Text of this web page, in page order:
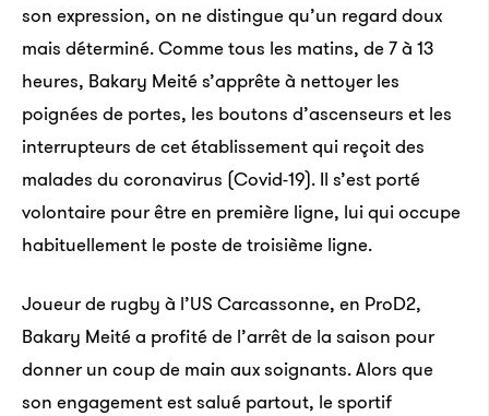
son expression, on ne distingue qu’un regard doux
mais déterminé. Comme tous les matins, de 7 à 13
heures, Bakary Meité s’apprête à nettoyer les
poignées de portes, les boutons d’ascenseurs et les
interrupteurs de cet établissement qui reçoit des
malades du coronavirus (Covid-19). Il s’est porté
volontaire pour être en première ligne, lui qui occupe
habituellement le poste de troisième ligne.
Joueur de rugby à l’US Carcassonne, en ProD2,
Bakary Meité a profité de l’arrêt de la saison pour
donner un coup de main aux soignants. Alors que
son engagement est salué partout, le sportif